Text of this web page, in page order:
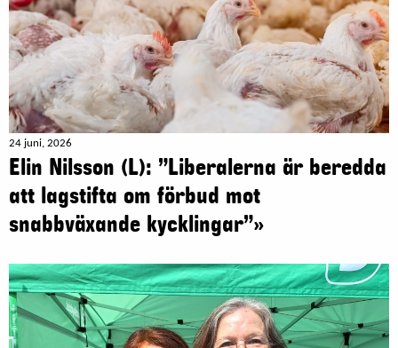
24 juni, 2026
Elin Nilsson (L): ”Liberalerna är beredda
att lagstifta om förbud mot
snabbväxande kycklingar”»